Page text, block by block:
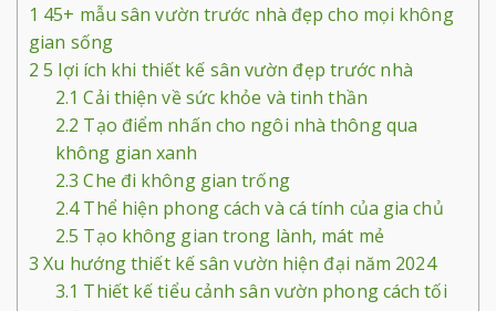
1 45+ mẫu sân vườn trước nhà đẹp cho mọi không
gian sống
2 5 lợi ích khi thiết kế sân vườn đẹp trước nhà
2.1 Cải thiện về sức khỏe và tinh thần
2.2 Tạo điểm nhấn cho ngôi nhà thông qua
không gian xanh
2.3 Che đi không gian trống
2.4Thể hiện phong cách và cá tính của gia chủ
2.5 Tạo không gian trong lành, mát mẻ
3 Xu hướng thiết kế sân vườn hiện đại năm 2024
3.1 Thiết kế tiểu cảnh sân vườn phong cách tối